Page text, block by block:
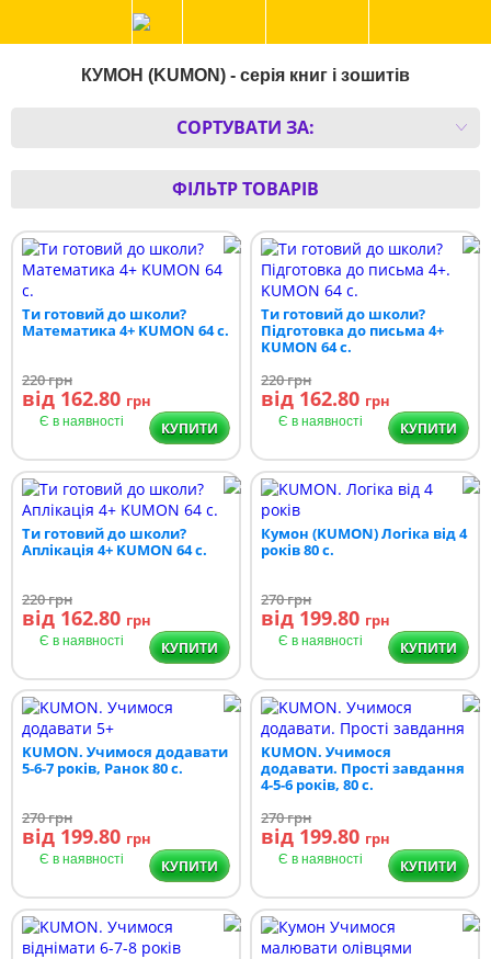
КУМОН (KUMON) - серія книг і зошитів
СОРТУВАТИ ЗА:
ФІЛЬТР ТОВАРІВ
Ти готовий до школи?
Математика 4+ KUMON 64 с.
220грн
від 162.80 грн
Є в наявності КУПИТИ
Ти готовий до школи?
Підготовка до письма 4+
KUMON 64 с.
220грн
від 162.80 грн
Є в наявності КУПИТИ
Ти готовий до школи?
Аплікація 4+ KUMON 64 с.
220грн
від 162.80 грн
Є в наявності КУПИТИ
Кумон (KUMON) Логіка від 4
років 80 с.
270грн
від 199.80 грн
Є в наявності КУПИТИ
KUMON. Учимося додавати
5-6-7 років, Ранок 80 с.
270грн
від 199.80 грн
Є в наявності КУПИТИ
KUMON. Учимося
додавати. Прості завдання
4-5-6 років, 80 с.
270грн
від 199.80 грн
Є в наявності КУПИТИ